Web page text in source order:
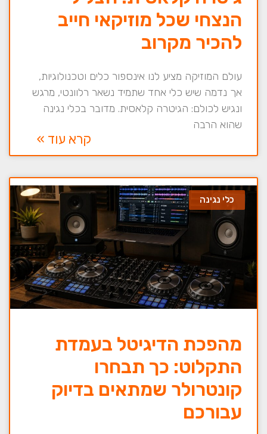
הנצחי שכל מוזיקאי חייב
להכיר מקרוב
עולם המוזיקה מציע לנו אינספור כלים וטכנולוגיות,
אך נדמה שיש כלי אחד שתמיד נשאר רלוונטי, מרגש
ונגיש לכולם: הגיטרה קלאסית. מדובר בכלי נגינה
שהוא הרבה
קרא עוד »
כלי נגינה
מהפכת הדיגיטל בעמדת
התקלוט: כך תבחרו
קונטרולר שמתאים בדיוק
עבורכם